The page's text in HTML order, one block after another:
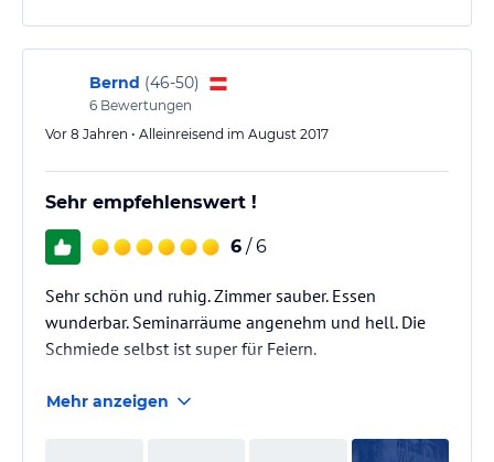
Bernd (46-50)
6 Bewertungen
Vor 8 Jahren • Alleinreisend im August 2017
Sehr empfehlenswert !
6 / 6
Sehr schön und ruhig. Zimmer sauber. Essen
wunderbar. Seminarräume angenehm und hell. Die
Schmiede selbst ist super für Feiern.
Mehr anzeigen